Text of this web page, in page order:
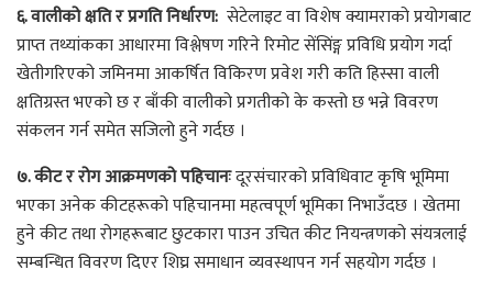
६. वालीको क्षति र प्रगति निर्धारण: सेटेलाइट वा विशेष क्यामराको प्रयोगबाट
प्राप्त तथ्यांकका आधारमा विश्लेषण गरिने रिमोट सेंसिंङ्ग प्रविधि प्रयोग गर्दा
खेतीगरिएको जमिनमा आकर्षित विकिरण प्रवेश गरी कति हिस्सा वाली
क्षतिग्रस्त भएको छ र बाँकी वालीको प्रगतीको के कस्तो छ भन्ने विवरण
संकलन गर्न समेत सजिलो हुने गर्दछ ।
७. कीट र रोग आक्रमणको पहिचानःदूरसंचारको प्रविधिवाट कृषि भूमिमा
भएका अनेक कीटहरूको पहिचानमा महत्वपूर्ण भूमिका निभाउँदछ । खेतमा
हुने कीट तथा रोगहरूबाट छुटकारा पाउन उचित कीट नियन्त्रणको संयत्रलाई
सम्बन्धित विवरण दिएर शिघ्र समाधान व्यवस्थापन गर्न सहयोग गर्दछ ।